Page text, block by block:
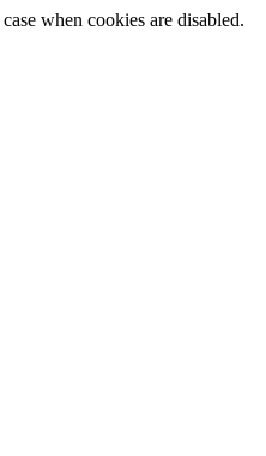
when cookies are disabled.